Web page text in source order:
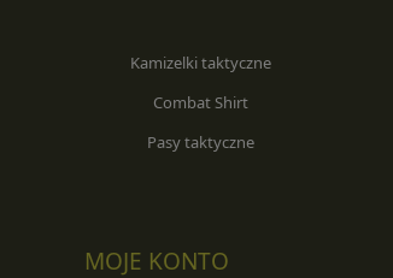
Kamizelki taktyczne
Combat Shirt
Pasy taktyczne
MOJE KONTO